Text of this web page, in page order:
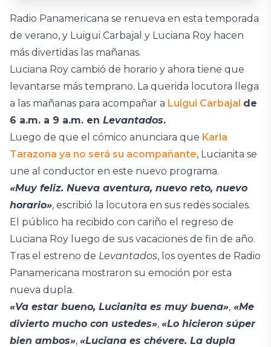
Radio Panamericana se renueva en esta temporada
de verano, y Luigui Carbajal y Luciana Roy hacen
más divertidas las mañanas.
Luciana Roy cambió de horario y ahora tiene que
levantarse más temprano. La querida locutora llega
a las mañanas para acompañar a Luigui Carbajal de
6 a.m. a 9 a.m. en Levantados.
Luego de que el cómico anunciara que Karla
Tarazona ya no será su acompañante, Lucianita se
une al conductor en este nuevo programa.
«Muy feliz. Nueva aventura, nuevo reto, nuevo
horario», escribió la locutora en sus redes sociales.
El público ha recibido con cariño el regreso de
Luciana Roy luego de sus vacaciones de fin de año.
Tras el estreno de Levantados, los oyentes de Radio
Panamericana mostraron su emoción por esta
nueva dupla.
«Va estar bueno, Lucianita es muy buena», «Me
divierto mucho con ustedes», «Lo hicieron súper
bien ambos», «Luciana es chévere. La dupla